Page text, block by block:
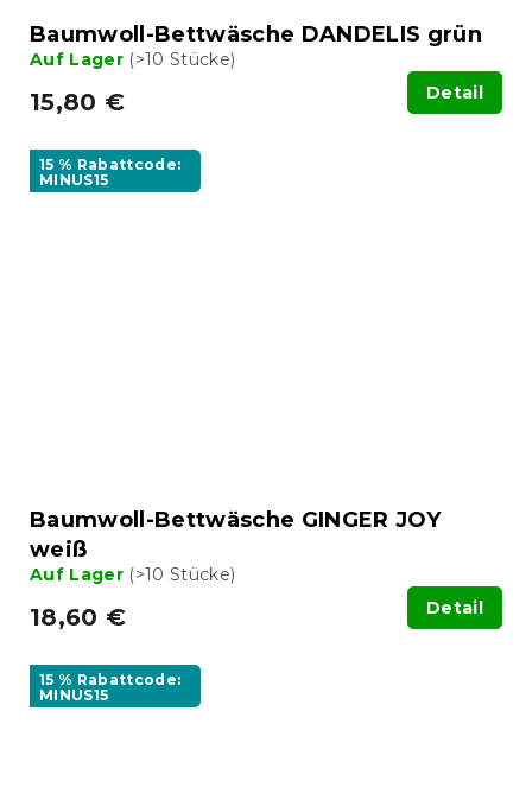
Baumwoll-Bettwäsche DANDELIS grün
Auf Lager (>10 Stücke)
15,80 € Detail
15 % Rabattcode:
MINUS15
Baumwoll-Bettwäsche GINGER JOY
weiß
Auf Lager (>10 Stücke)
18,60 € Detail
15 % Rabattcode:
MINUS15